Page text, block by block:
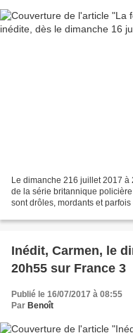
Le dimanche 216 juillet 2017
de la série britannique
sont drôles, mordants et
Inédit, Carmen, le
20h55 sur France 3
Publié le 16/07/2017 à 08:55
Par Benoît